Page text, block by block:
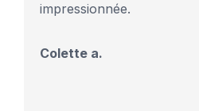
impressionnée.
Colette a.